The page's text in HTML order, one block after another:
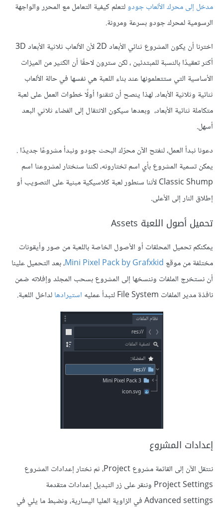
مدخل إلى محرك الألعاب جودولتعلم كيفية التعامل مع المحرر والواجهة
الرسومية لمحرك جودو بسرعة ومرونة.
اخترنا أن يكون المشروع ثنائي الأبعاد 2D لأن الألعاب ثلاثية الأبعاد 3D
أكثر تعقيدًا بالنسبة للمبتدئين ، لكن سترون لاحقًا أن الكثير من الميزات
الأساسية التي ستتعلمونها عند بناء اللعبة هي نفسها في حالة الألعاب
ثنائية وثلاثية الأبعاد. لهذا ينصح أن تتقنوا أولًا خطوات العمل على لعبة
متكاملة ثنائية الأبعاد، وبعدها سيكون الانتقال إلى الفضاء ثلاثي البعد
أسهل.
دعونا نبدأ العمل، لنفتح الآن محرّك البحث جودو ونبدأ مشروعًا جديدًا .
يمكن تسمية المشروع بأي اسم تختارونه، لكننا سنختار لمشروعنا اسم
Classic Shump لأننا سنطور لعبة كلاسيكية مبنية على التصويب أو
إطلاق النار إلى الأعلى.
تحميل أصول اللعبة Assets
يمكنكم تحميل المحلقات أو الأصول الخاصة باللعبة من صور وأيقونات
مختلفة من موقع Mini Pixel Pack by Grafxkid، بعد التحميل علينا
أن نستخرج الملفات وننسخها إلى المشروع بسحب المجلد وإفلاته ضمن
نافذة مدير الملفات File System لتبدأ عمليه
استيرادهالداخل اللعبة.
إعدادات المشروع
ننتقل الآن إلى القائمة مشروع Project، ثم نختار إعدادات المشروع
Project Settings وننقر على زر التبديل إعدادات متقدمة
Advanced settings في الزاوية العليا اليسارية، ونضبط ما يلي في